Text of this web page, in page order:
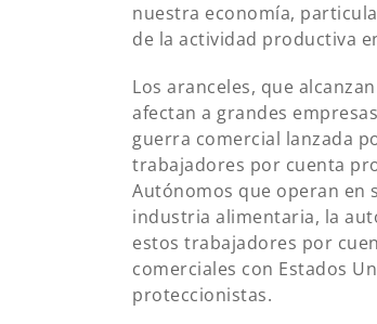
nuestra economía,
de la actividad productiva
Los aranceles, que
afectan a grandes
guerra comercial lanzada
trabajadores por cuenta
Autónomos que operan en
industria alimentaria, la
estos trabajadores por
comerciales con Estados
proteccionistas.